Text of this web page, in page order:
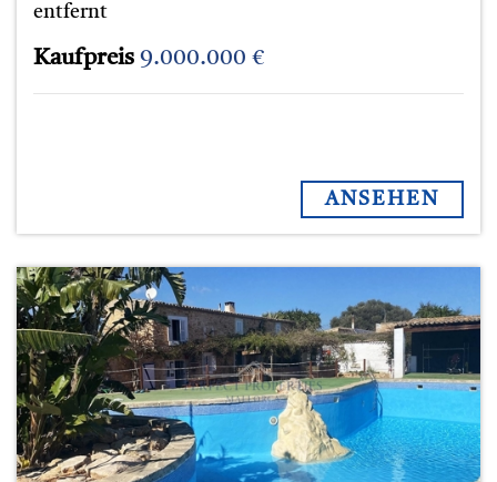
entfernt
Kaufpreis 9.000.000 €
ANSEHEN